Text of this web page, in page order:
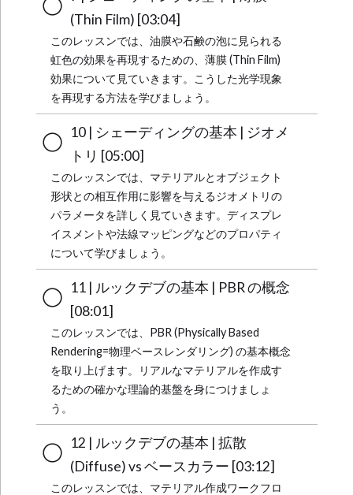
(Thin Film) [03:04]
このレッスンでは、油膜や石鹸の泡に見られる
虹色の効果を再現するための、薄膜 (Thin Film)
効果について見ていきます。こうした光学現象
を再現する方法を学びましょう。
10 | シェーディングの基本 | ジオメ
トリ [05:00]
このレッスンでは、マテリアルとオブジェクト
形状との相互作用に影響を与えるジオメトリの
パラメータを詳しく見ていきます。ディスプレ
イスメントや法線マッピングなどのプロパティ
について学びましょう。
11 | ルックデブの基本 | PBR の概念
[08:01]
このレッスンでは、PBR (Physically Based
Rendering=物理ベースレンダリング) の基本概念
を取り上げます。リアルなマテリアルを作成す
るための確かな理論的基盤を身につけましょ
う。
12 | ルックデブの基本 | 拡散
(Diffuse) vs ベースカラー [03:12]
このレッスンでは、マテリアル作成ワークフロ